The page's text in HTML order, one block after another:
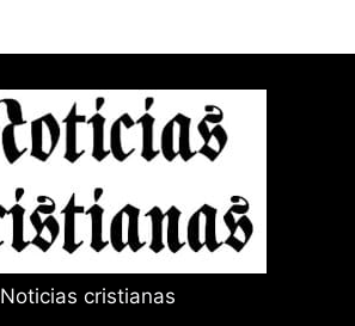
Noticias cristianas